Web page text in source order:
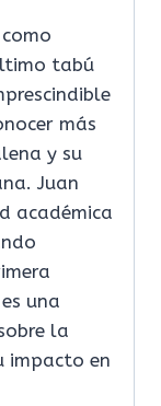
tabú
más
y su
Juan
académica
una
la
impacto en